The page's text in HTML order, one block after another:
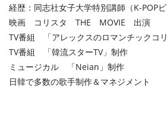
経歴： 同志社女子大学特別講師（K-POPビ
映画 コリスタ THE MOVIE 出演
TV番組 「アレックスのロマンチックコ
TV番組 「韓流スターTV」制作
ミュージカル 「Neian」制作
日韓で多数の歌手制作＆マネジメント